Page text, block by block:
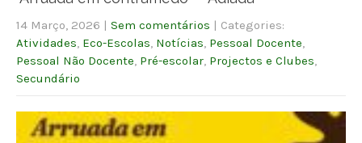
14 Março, 2026 | Sem comentários | Categories:
Atividades Eco-Escolas Notícias Pessoal Docente
Pessoal Não Docente Pré-escolar Projectos e Clubes
Secundário